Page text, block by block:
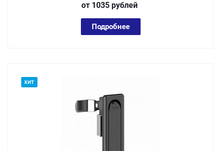
от 1035 рублей
Подробнее
ХИТ